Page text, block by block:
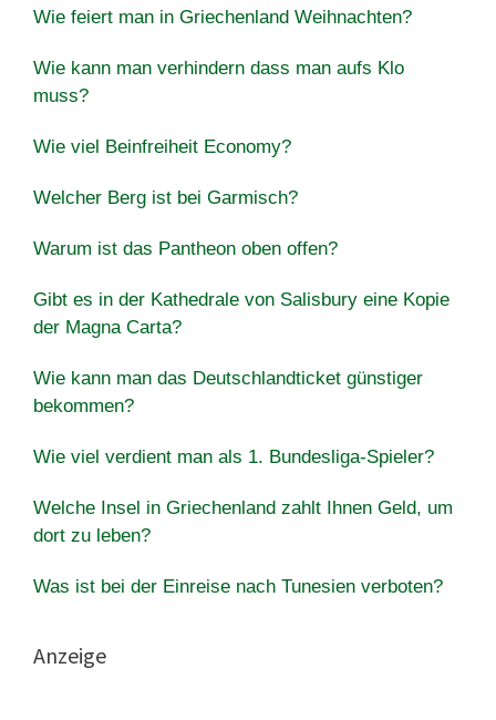
Wie feiert man in Griechenland Weihnachten?
Wie kann man verhindern dass man aufs Klo
muss?
Wie viel Beinfreiheit Economy?
Welcher Berg ist bei Garmisch?
Warum ist das Pantheon oben offen?
Gibt es in der Kathedrale von Salisbury eine Kopie
der Magna Carta?
Wie kann man das Deutschlandticket günstiger
bekommen?
Wie viel verdient man als 1. Bundesliga-Spieler?
Welche Insel in Griechenland zahlt Ihnen Geld, um
dort zu leben?
Was ist bei der Einreise nach Tunesien verboten?
Anzeige